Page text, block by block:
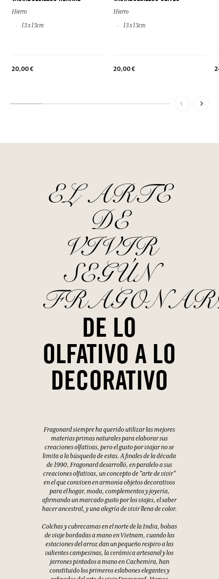
Hierro
13 x 13cm
20,00 €
Hierro
13 x 13cm
20,00 €
EL ARTE
DE
VIVIR
SEGÚN
DE LO
OLFATIVO A LO
DECORATIVO
Fragonard siempre ha querido utilizar las mejores
materias primas naturales para elaborar sus
creaciones olfativas, pero el gusto por viajar no se
limita a la búsqueda de estas. A finales de la década
de 1990, Fragonard desarrolló, en paralelo a sus
creaciones olfativas, un concepto de "arte de vivir"
en el que conviven en armonía objetos decorativos
para el hogar, moda, complementos y joyería,
afirmando un marcado gusto por los viajes, el saber
hacer ancestral, y una alegría de vivir llena de color.
Colchas y cubrecamas en el norte de la India, bolsas
de viaje bordadas a mano en Vietnam, cuando las
estaciones del arroz dan un pequeño respiro a las
valientes campesinas, la cerámica artesanal y los
jarrones pintados a mano en Cachemira, han
constituido los primeros eslabones elegantes y